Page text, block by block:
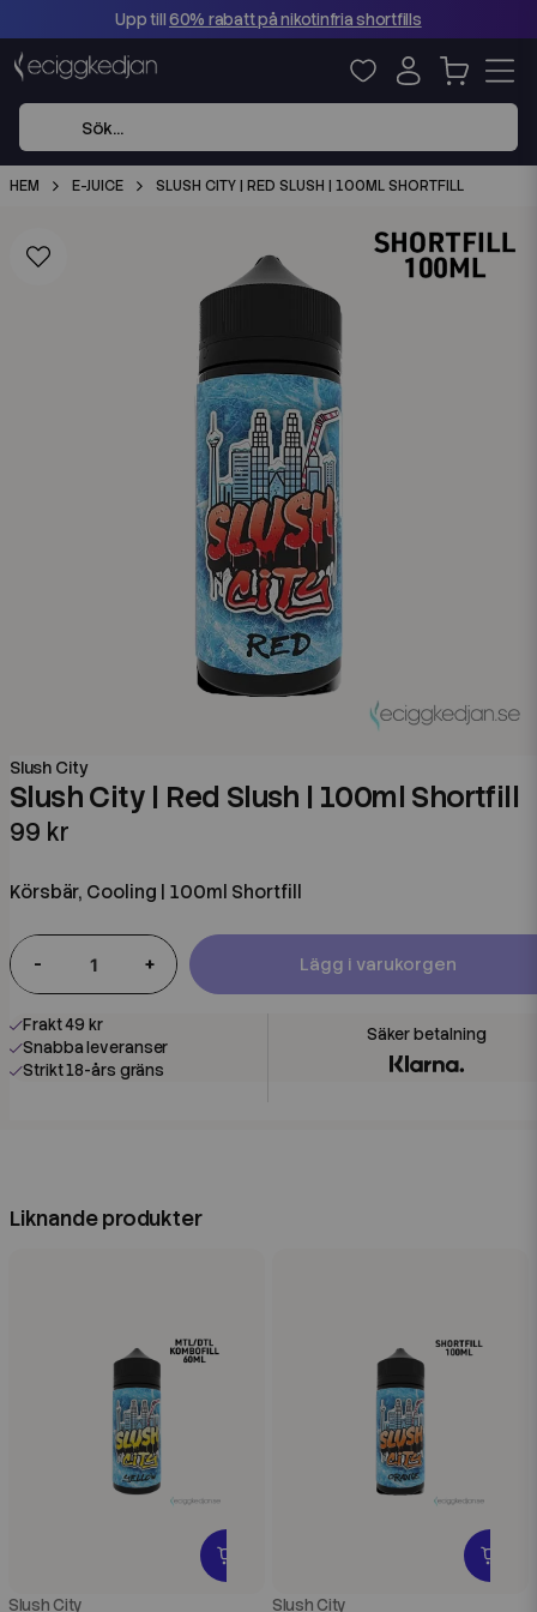
Upp till60% rabatt på nikotinfria shortfills
HEM E-JUICE SLUSH CITY | RED SLUSH | 100ML SHORTFILL
Slush City
Slush City | Red Slush | 100ml Shortfill
99 kr
Körsbär, Cooling | 100ml Shortfill
- + Lägg i varukorgen
Frakt 49 kr
Snabba leveranser
Strikt 18-års gräns
Liknande produkter
Slush City Slush City